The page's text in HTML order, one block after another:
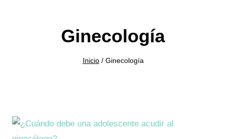
Ginecología
Inicio / Ginecología